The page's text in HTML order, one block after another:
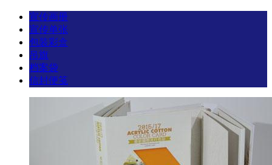
宣传画册
宣传单张
包装彩盒
吊旗
档案袋
信封便笺